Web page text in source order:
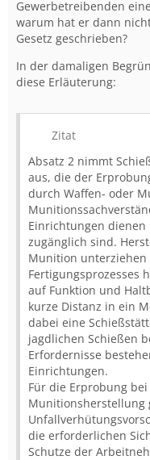
Gewerbetreibenden
warum hat er dann
Gesetz geschrieben?
In der damaligen
diese Erläuterung:
Zitat
Absatz 2 nimmt
aus, die der
durch Waffen- oder
Einrichtungen
zugänglich sind.
Munition unterziehen
Fertigungsprozesses
auf Funktion und
kurze Distanz in ein
dabei eine
jagdlichen Schießen
Erfordernisse
Einrichtungen.
Für die Erprobung
Munitionsherstellung
die erforderlichen
Schutze der